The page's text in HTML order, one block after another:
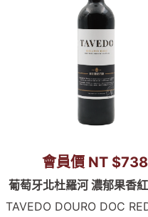
會員價 NT $738
葡萄牙北杜羅河 濃郁果香
TAVEDO DOURO DOC